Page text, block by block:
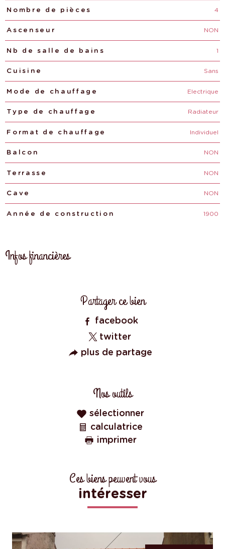
Nombre de pièces 4
Ascenseur NON
Nb de salle de bains 1
Cuisine Sans
Mode de chauffage Electrique
Type de chauffage Radiateur
Format de chauffage Individuel
Balcon NON
Terrasse NON
Cave NON
Année de construction 1900
Infos financières
Partager ce bien
facebook
twitter
plus de partage
Nos outils
sélectionner
calculatrice
imprimer
Ces biens peuvent vous
intéresser